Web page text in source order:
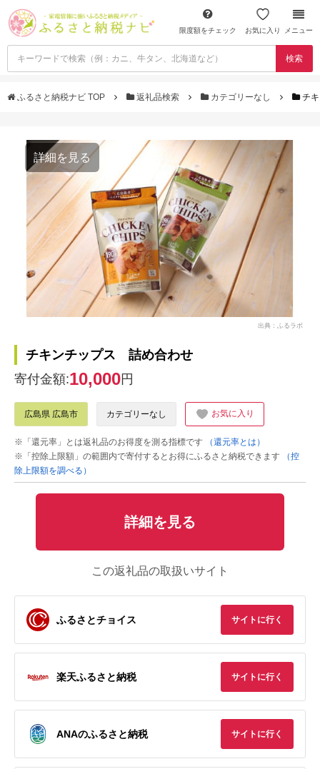
限度額をチェック お気に入り メニュー
検索
ふるさと納税ナビ TOP 返礼品検索 カテゴリーなし チ
詳細を見る
出典：ふるラボ
チキンチップス 詰め合わせ
寄付金額:10,000円
広島県 広島市 カテゴリーなし お気に入り
※「還元率」とは返礼品のお得度を測る指標です
（還元率とは）
※「控除上限額」の範囲内で寄付するとお得にふるさと納税できます
（控
除上限額を調べる）
詳細を見る
この返礼品の取扱いサイト
ふるさとチョイス サイトに行く
楽天ふるさと納税 サイトに行く
ANAのふるさと納税 サイトに行く